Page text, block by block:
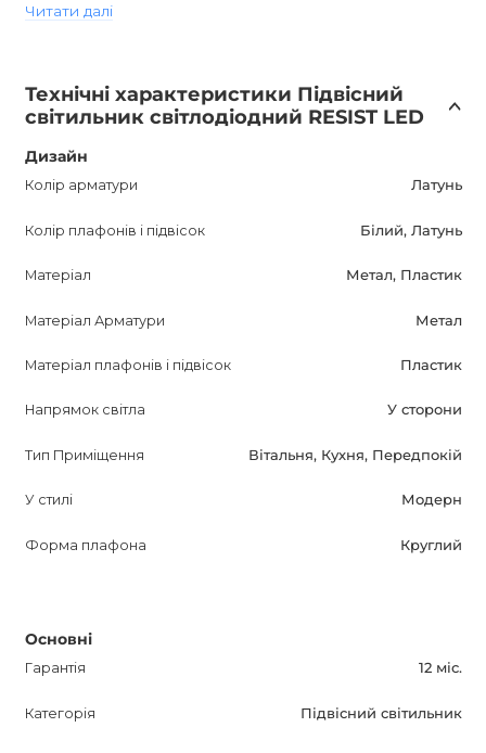
Завдяки ступеню вологості IP20, світильник безпечний
Придбавши RESIST LED, ви отримуєте якісний і
стильний предмет освітлення, який покращить
атмосферу вашого дому або офісу. Гарантія на
його тільки в інтернет-магазині AnzAzo за
RESIST LED - ваш вибір для тих, хто цінує сучасний
можливість придбати його вже зараз!
Читати далі
Технічні характеристики Підвісний
світильник світлодіодний RESIST LED
Дизайн
Колір арматури Латунь
Колір плафонів і підвісок Білий, Латунь
Матеріал Метал, Пластик
Матеріал Арматури Метал
Матеріал плафонів і підвісок Пластик
Напрямок світла У сторони
Тип Приміщення Вітальня, Кухня, Передпокій
У стилі Модерн
Форма плафона Круглий
Основні
Гарантія 12 міс.
Категорія Підвісний світильник